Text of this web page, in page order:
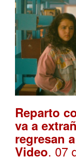
Reparto
va a
regresan
Video. 07